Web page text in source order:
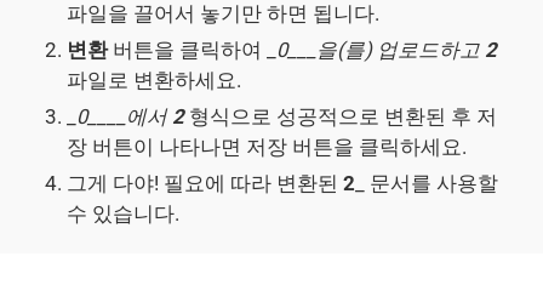
파일을 끌어서 놓기만 하면 됩니다.
변환버튼을 클릭하여 _ 0___을(를) 업로드하고 2
파일로 변환하세요.
0____에서 2형식으로 성공적으로 변환된 후 저
장 버튼이 나타나면 저장 버튼을 클릭하세요.
그게 다야! 필요에 따라 변환된 2 _ 문서를 사용할
수 있습니다.